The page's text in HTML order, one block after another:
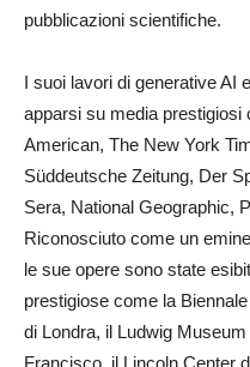
pubblicazioni scientifiche.
I suoi lavori di generative AI
apparsi su media prestigiosi
American, The New York
Süddeutsche Zeitung, Der
Sera, National Geographic,
Riconosciuto come un
le sue opere sono state
prestigiose come la
di Londra, il Ludwig
Francisco, il Lincoln Center